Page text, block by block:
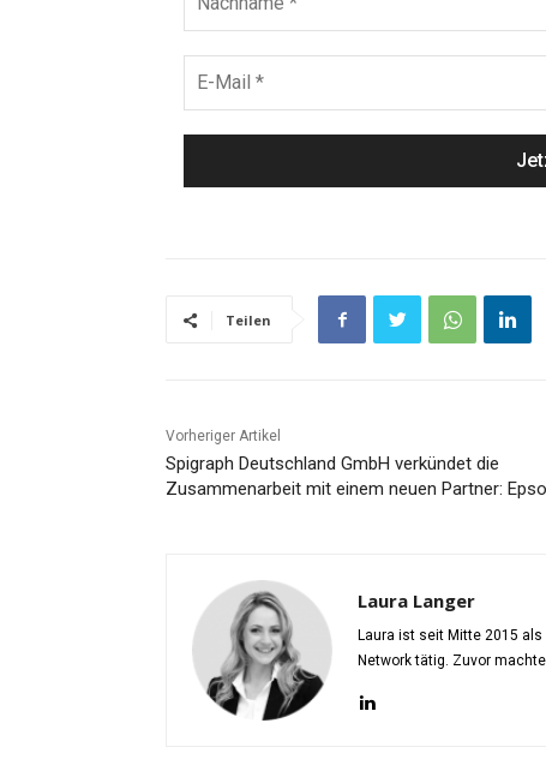
Teilen
Vorheriger Artikel
Spigraph Deutschland GmbH verkündet die
Zusammenarbeit mit einem neuen Partner:
Laura Langer
Laura ist seit Mitte 2015
Network tätig. Zuvor